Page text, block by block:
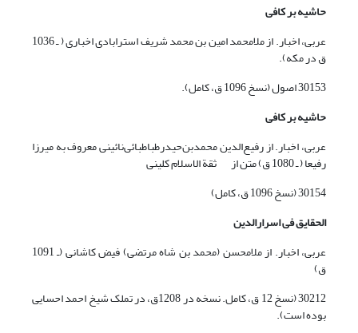
حاشیه بر کافی
عربی، اخبار. از ملامحمد امین بن محمد شریف استرابادی اخباری ( ـ 1036
ق در مکه).
30153 اصول (نسخ 1096 ق، کامل).
حاشیه بر کافی
عربی، اخبار. از رفیع‌الدین محمد‌بن‌حیدر‌طباطبائی‌نائینی معروف به میرزا
رفیعا ( ـ 1080 ق) متن از ثقة الاسلام کلینی
30154 (نسخ 1096 ق، کامل)
الحقایق فی اسرارالدین
عربی، اخبار. از ملامحسن (محمد بن شاه مرتضی) فیض کاشانی (ـ 1091
ق)
30212 (نسخ 12 ق، کامل. نسخه در 1208ق، در تملک شیخ احمد احسایی
بوده است).